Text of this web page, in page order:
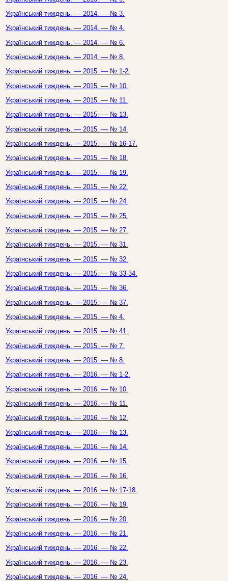
Український тиждень. — 2014. — № 3.
Український тиждень. — 2014. — № 4.
Український тиждень. — 2014. — № 6.
Український тиждень. — 2014. — № 8.
Український тиждень. — 2015. — № 1-2.
Український тиждень. — 2015. — № 10.
Український тиждень. — 2015. — № 11.
Український тиждень. — 2015. — № 13.
Український тиждень. — 2015. — № 14.
Український тиждень. — 2015. — № 16-17.
Український тиждень. — 2015. — № 18.
Український тиждень. — 2015. — № 19.
Український тиждень. — 2015. — № 22.
Український тиждень. — 2015. — № 24.
Український тиждень. — 2015. — № 25.
Український тиждень. — 2015. — № 27.
Український тиждень. — 2015. — № 31.
Український тиждень. — 2015. — № 32.
Український тиждень. — 2015. — № 33-34.
Український тиждень. — 2015. — № 36.
Український тиждень. — 2015. — № 37.
Український тиждень. — 2015. — № 4.
Український тиждень. — 2015. — № 41.
Український тиждень. — 2015. — № 7.
Український тиждень. — 2015. — № 8.
Український тиждень. — 2016. — № 1-2.
Український тиждень. — 2016. — № 10.
Український тиждень. — 2016. — № 11.
Український тиждень. — 2016. — № 12.
Український тиждень. — 2016. — № 13.
Український тиждень. — 2016. — № 14.
Український тиждень. — 2016. — № 15.
Український тиждень. — 2016. — № 16.
Український тиждень. — 2016. — № 17-18.
Український тиждень. — 2016. — № 19.
Український тиждень. — 2016. — № 20.
Український тиждень. — 2016. — № 21.
Український тиждень. — 2016. — № 22.
Український тиждень. — 2016. — № 23.
Український тиждень. — 2016. — № 24.